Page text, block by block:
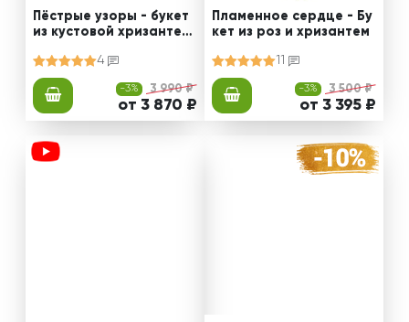
Пёстрые узоры - букет
из кустовой хризантем
4
-3% 3 990 ₽
от 3 870 ₽
Пламенное сердце - Бу
кет из роз и хризантем
11
-3% 3 500 ₽
от 3 395 ₽